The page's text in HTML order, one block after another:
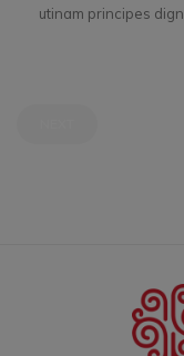
utinam principes